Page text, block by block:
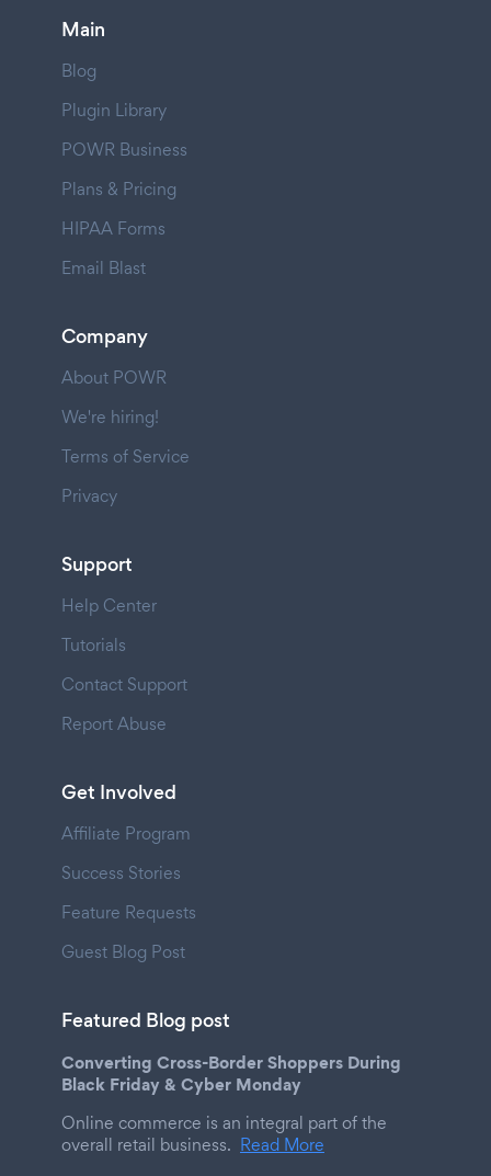
Main
Blog
Plugin Library
POWR Business
Plans & Pricing
HIPAA Forms
Email Blast
Company
About POWR
We're hiring!
Terms of Service
Privacy
Support
Help Center
Tutorials
Contact Support
Report Abuse
Get Involved
Affiliate Program
Success Stories
Feature Requests
Guest Blog Post
Featured Blog post
Converting Cross-Border Shoppers During
Black Friday & Cyber Monday
Online commerce is an integral part of the
overall retail business. Read More